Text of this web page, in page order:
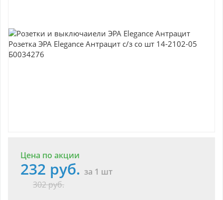
Цена по акции
232 руб. за 1 шт
302 руб.